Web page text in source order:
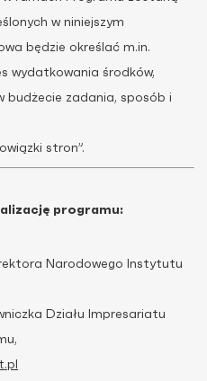
w niniejszym
będzie określać m.in.
wydatkowania środków,
budżecie zadania, sposób i
stron”.
programu:
Narodowego Instytutu
Działu Impresariatu